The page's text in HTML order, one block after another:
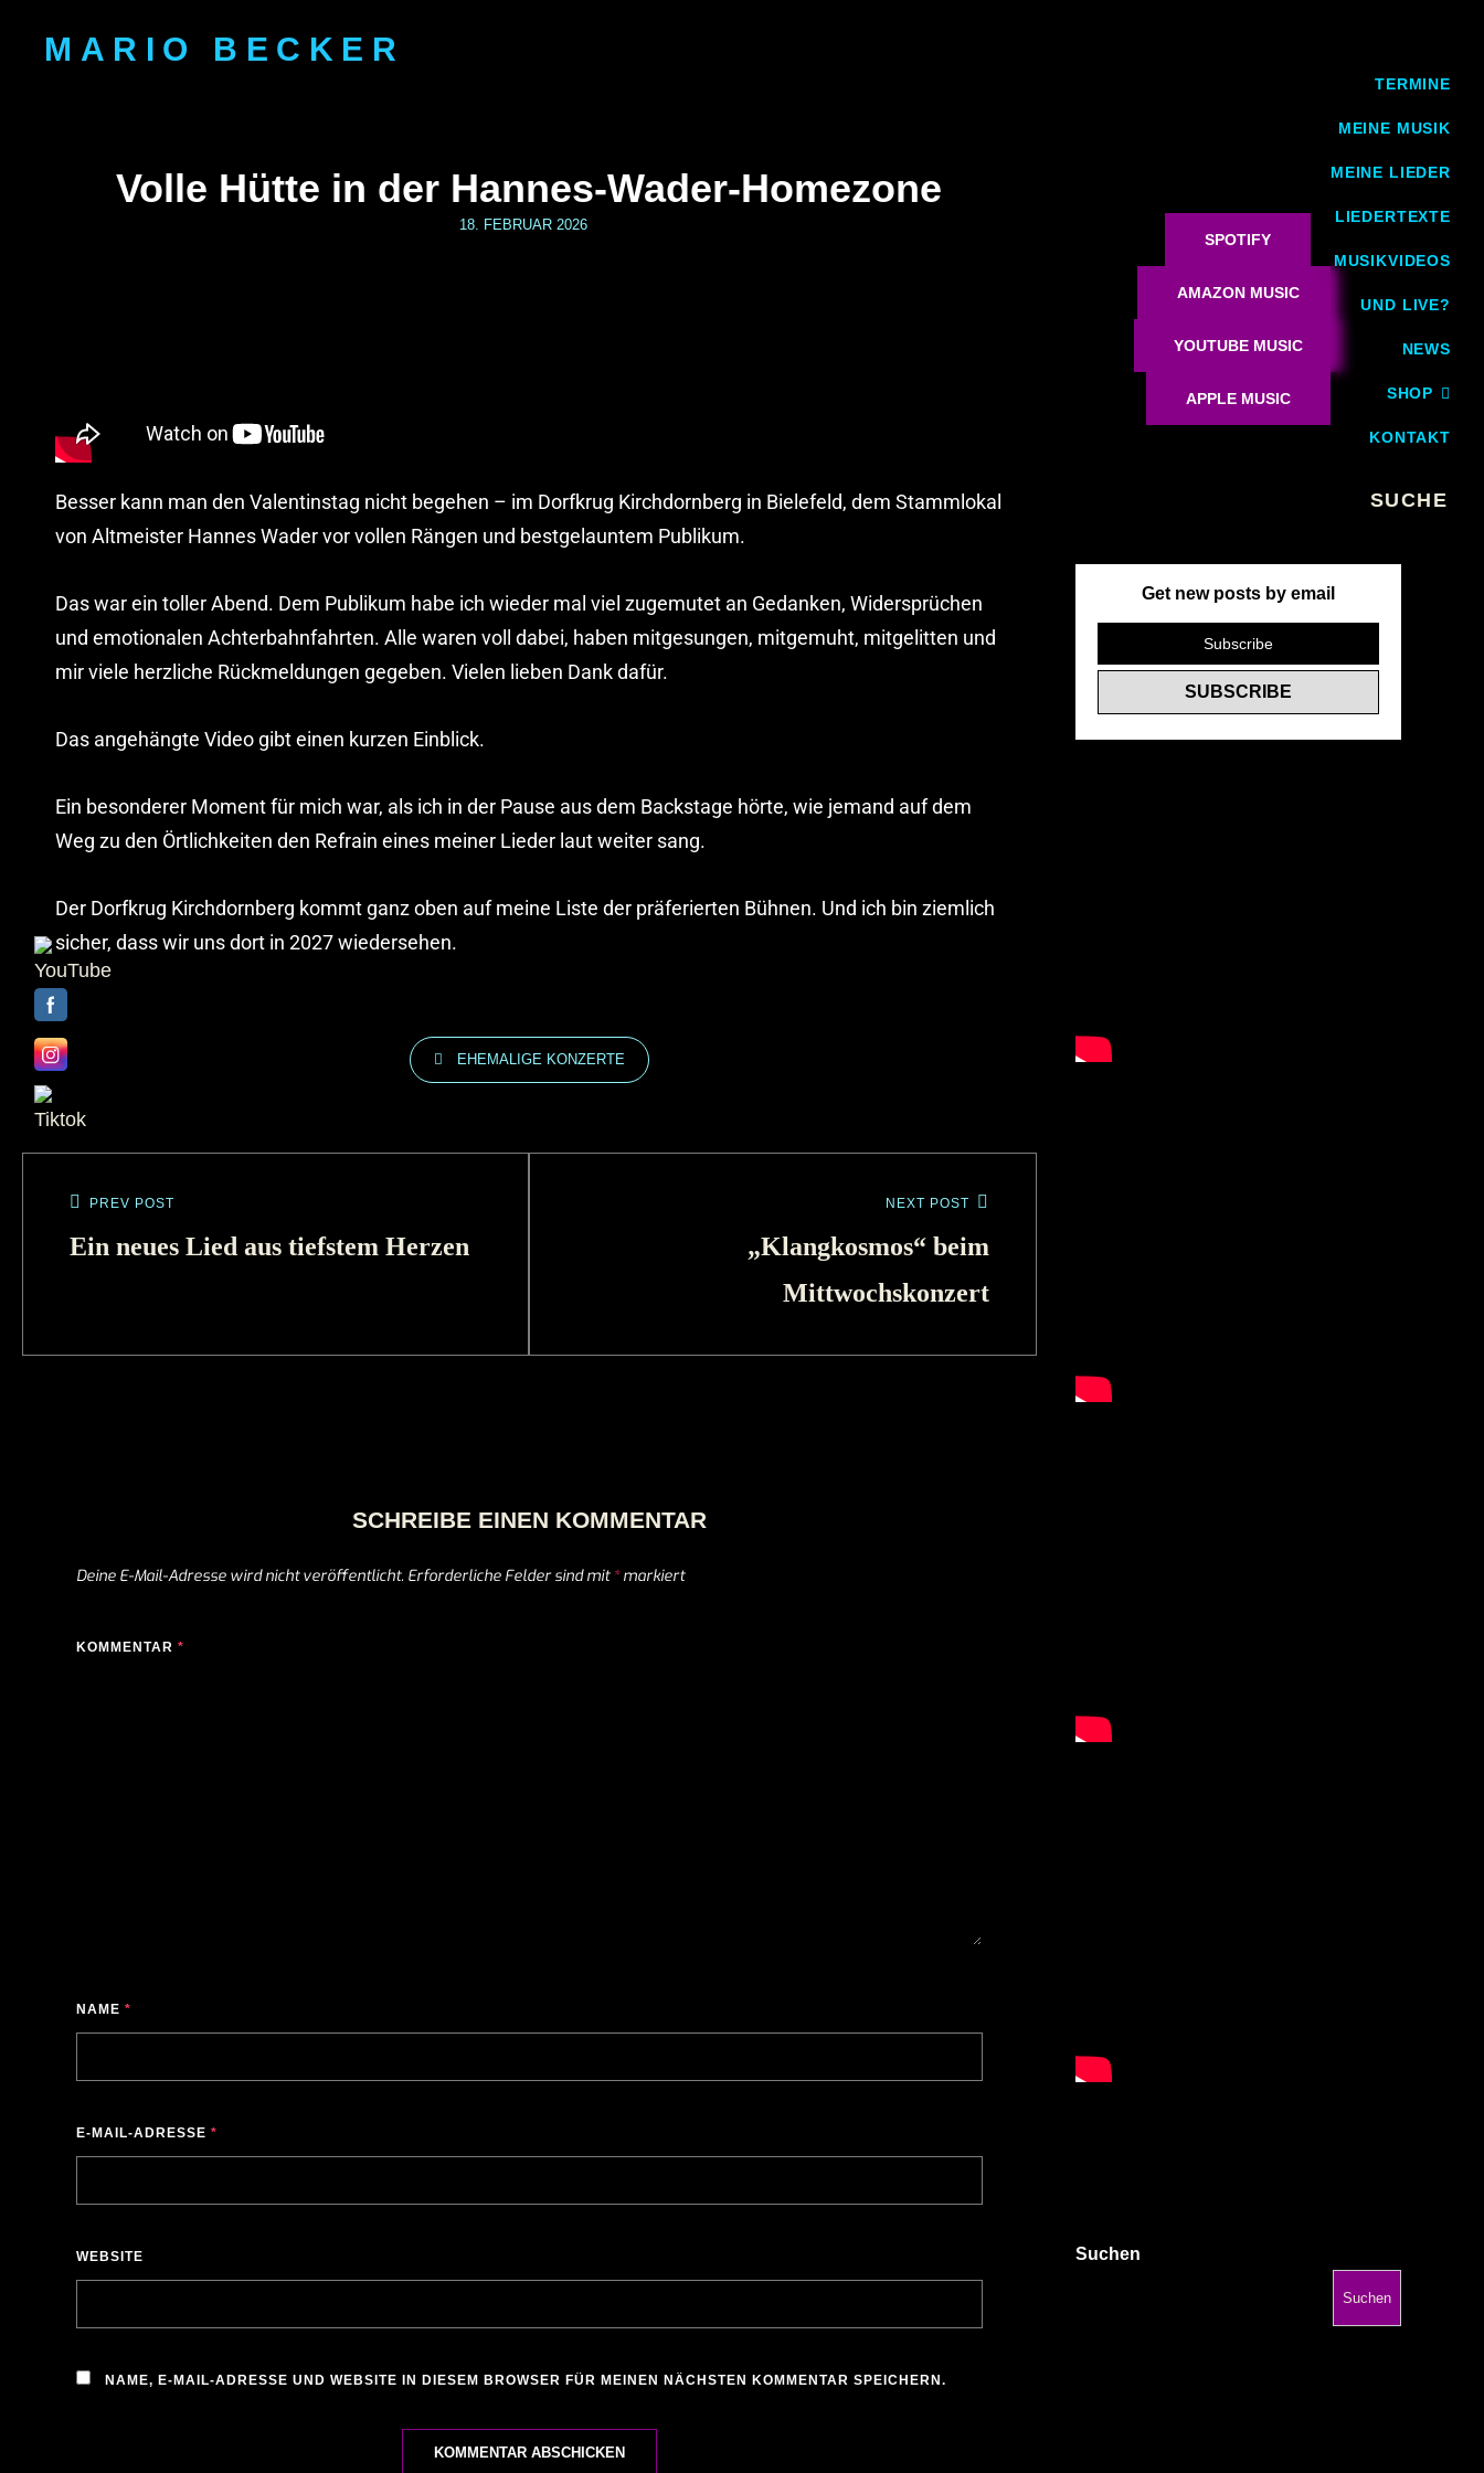
MARIO BECKER
TERMINE
MEINE MUSIK
MEINE LIEDER
LIEDERTEXTE
MUSIKVIDEOS
UND LIVE?
NEWS
SHOP
KONTAKT
Volle Hütte in der Hannes-Wader-Homezone
18. FEBRUAR 2026
Besser kann man den Valentinstag nicht begehen – im Dorfkrug Kirchdornberg in Bielefeld, dem Stammlokal
von Altmeister Hannes Wader vor vollen Rängen und bestgelauntem Publikum.
Das war ein toller Abend. Dem Publikum habe ich wieder mal viel zugemutet an Gedanken, Widersprüchen
und emotionalen Achterbahnfahrten. Alle waren voll dabei, haben mitgesungen, mitgemuht, mitgelitten und
mir viele herzliche Rückmeldungen gegeben. Vielen lieben Dank dafür.
Das angehängte Video gibt einen kurzen Einblick.
Ein besonderer Moment für mich war, als ich in der Pause aus dem Backstage hörte, wie jemand auf dem
Weg zu den Örtlichkeiten den Refrain eines meiner Lieder laut weiter sang.
Der Dorfkrug Kirchdornberg kommt ganz oben auf meine Liste der präferierten Bühnen. Und ich bin ziemlich
sicher, dass wir uns dort in 2027 wiedersehen.
EHEMALIGE KONZERTE
PREV POST
Ein neues Lied aus tiefstem Herzen
NEXT POST
„Klangkosmos“ beim
Mittwochskonzert
SCHREIBE EINEN KOMMENTAR
Deine E-Mail-Adresse wird nicht veröffentlicht. Erforderliche Felder sind mit *markiert
KOMMENTAR *
NAME *
E-MAIL-ADRESSE *
WEBSITE
NAME, E-MAIL-ADRESSE UND WEBSITE IN DIESEM BROWSER FÜR MEINEN NÄCHSTEN KOMMENTAR SPEICHERN.
SPOTIFY
AMAZON MUSIC
YOUTUBE MUSIC
APPLE MUSIC
Get new posts by email
Suchen
Suchen